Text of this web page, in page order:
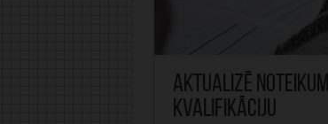
Aktualizē
kvalifikāciju